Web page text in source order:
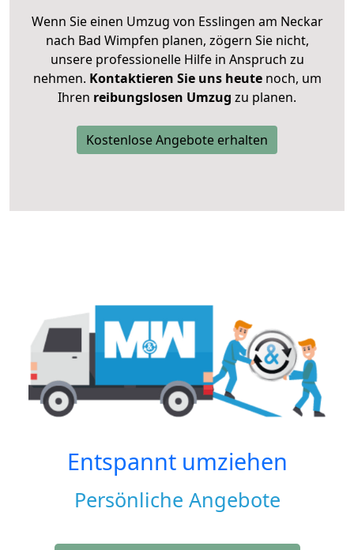
Wenn Sie einen Umzug von Esslingen am Neckar
nach Bad Wimpfen planen, zögern Sie nicht,
unsere professionelle Hilfe in Anspruch zu
nehmen. Kontaktieren Sie uns heutenoch, um
Ihren reibungslosen Umzug zu planen.
Kostenlose Angebote erhalten
Entspannt umziehen
Persönliche Angebote